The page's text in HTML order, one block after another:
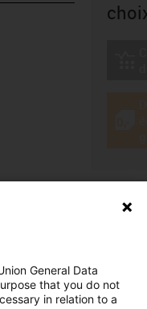
General Data
that you do not
in relation to a